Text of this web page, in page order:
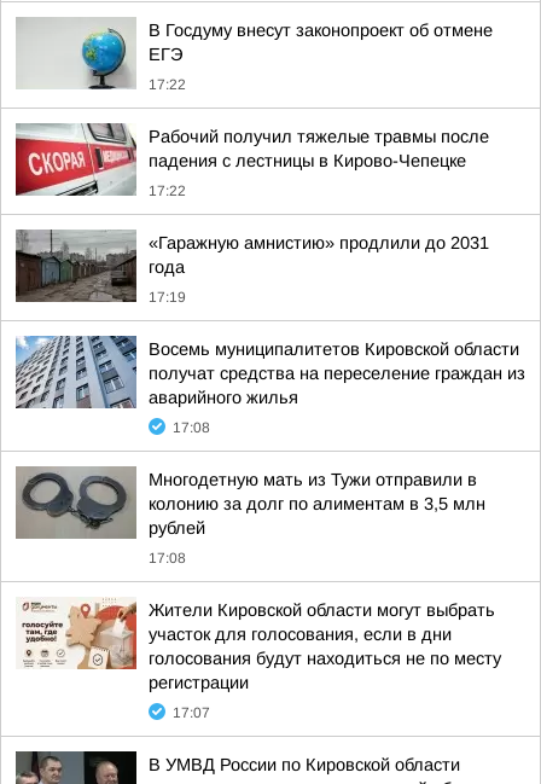
В Госдуму внесут законопроект об отмене
ЕГЭ
17:22
Рабочий получил тяжелые травмы после
падения с лестницы в Кирово-Чепецке
17:22
«Гаражную амнистию» продлили до 2031
года
17:19
Восемь муниципалитетов Кировской области
получат средства на переселение граждан из
аварийного жилья
17:08
Многодетную мать из Тужи отправили в
колонию за долг по алиментам в 3,5 млн
рублей
17:08
Жители Кировской области могут выбрать
участок для голосования, если в дни
голосования будут находиться не по месту
регистрации
17:07
В УМВД России по Кировской области